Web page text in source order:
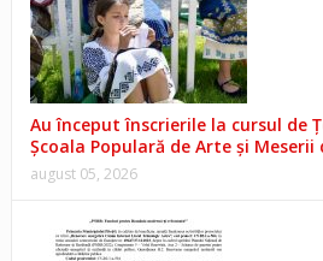
Au început înscrierile la cursul de
Școala Populară de Arte și Meserii
august 05, 2026